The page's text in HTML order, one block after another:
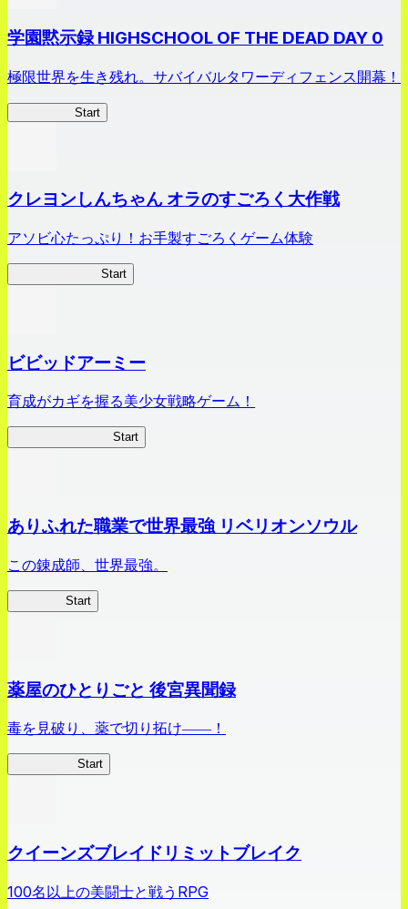
学園黙示録 HIGHSCHOOL OF THE DEAD DAY 0
極限世界を生き残れ。サバイバルタワーディフェンス開幕！
Start
クレヨンしんちゃん オラのすごろく大作戦
アソビ心たっぷり！お手製すごろくゲーム体験
Start
ビビッドアーミー
育成がカギを握る美少女戦略ゲーム！
Start
ありふれた職業で世界最強 リベリオンソウル
この錬成師、世界最強。
Start
薬屋のひとりごと 後宮異聞録
毒を見破り、薬で切り拓け――！
Start
クイーンズブレイドリミットブレイク
100名以上の美闘士と戦うRPG